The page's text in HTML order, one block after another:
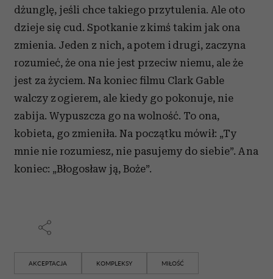
dżunglę, jeśli chce takiego przytulenia. Ale oto
dzieje się cud. Spotkanie z kimś takim jak ona
zmienia. Jeden z nich, a potem i drugi, zaczyna
rozumieć, że ona nie jest przeciw niemu, ale że
jest za życiem. Na koniec filmu Clark Gable
walczy z ogierem, ale kiedy go pokonuje, nie
zabija. Wypuszcza go na wolność. To ona,
kobieta, go zmieniła. Na początku mówił: „Ty
mnie nie rozumiesz, nie pasujemy do siebie”. A na
koniec: „Błogosław ją, Boże”.
AKCEPTACJA KOMPLEKSY MIŁOŚĆ